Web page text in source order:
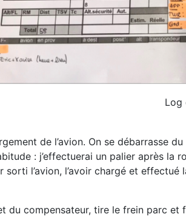
Log
de l’avion. On se débarrasse
: j’effectuerai un palier après
sorti l’avion, l’avoir chargé et
du compensateur, tire le frein parc et